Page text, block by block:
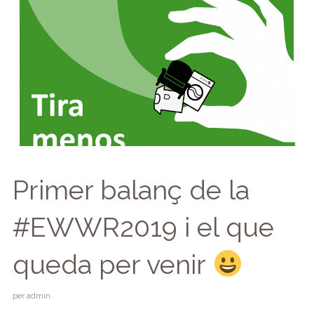
Primer balanç de la
#EWWR2019 i el que
queda per venir
per admin